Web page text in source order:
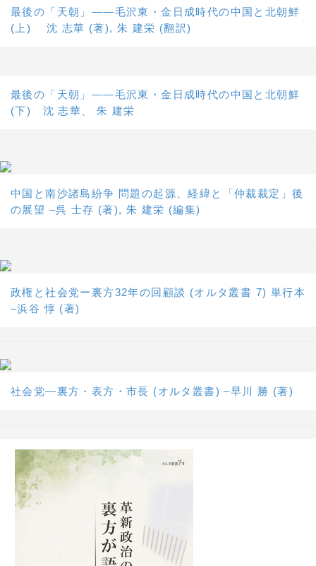
最後の「天朝」――毛沢東・金日成時代の中国と北朝鮮
(上) 沈 志華 (著), 朱 建栄 (翻訳)
最後の「天朝」――毛沢東・金日成時代の中国と北朝鮮
(下) 沈 志華、 朱 建栄
中国と南沙諸島紛争 問題の起源、経緯と「仲裁裁定」後
の展望 –呉 士存 (著), 朱 建栄 (編集)
政権と社会党ー裏方32年の回顧談 (オルタ叢書 7) 単行本
–浜谷 惇 (著)
社会党―裏方・表方・市長 (オルタ叢書) –早川 勝 (著)